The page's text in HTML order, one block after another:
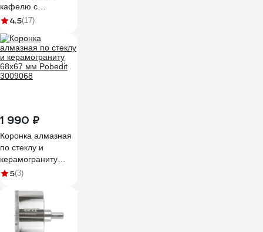
кафелю с
центрирующим
DIAMOND 68 мм
400068
4.5(17)
1 990 ₽
Коронка алмазная
по стеклу и
керамограниту
68x67 мм Pobedit
5(3)